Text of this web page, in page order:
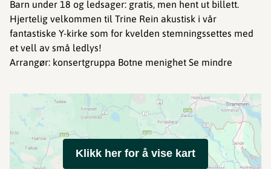
Barn under 18 og ledsager: gratis, men hent ut billett.
Hjertelig velkommen til Trine Rein akustisk i vår
fantastiske Y-kirke som for kvelden stemningssettes med
et vell av små ledlys!
Arrangør: konsertgruppa Botne menighet Se mindre
Klikk her for å vise kart